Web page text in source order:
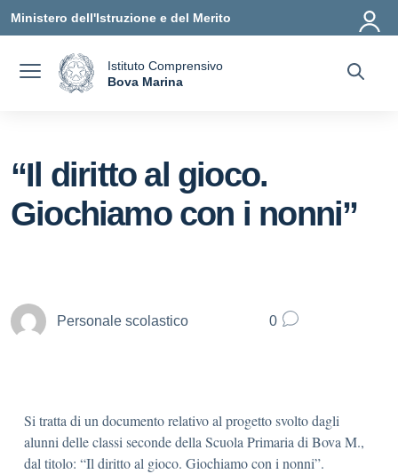
Ministero dell'Istruzione e del Merito
Istituto Comprensivo
Bova Marina
“Il diritto al gioco.
Giochiamo con i nonni”
Personale scolastico 0
Si tratta di un documento relativo al progetto svolto dagli
alunni delle classi seconde della Scuola Primaria di Bova M.,
dal titolo: “Il diritto al gioco. Giochiamo con i nonni”.